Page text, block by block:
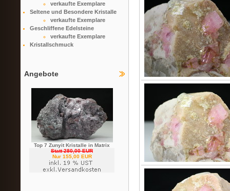
verkaufte Exemplare
Seltene und Besondere Kristalle
verkaufte Exemplare
Geschliffene Edelsteine
verkaufte Exemplare
Kristallschmuck
Angebote
Top 7 Zunyit Kristalle in Matrix
Statt 280,00 EUR
Nur 155,00 EUR